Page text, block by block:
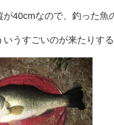
40cmなので、釣った魚
うすごいのが来たりす